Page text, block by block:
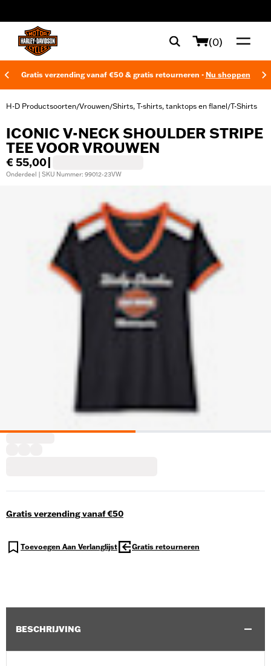
(0)
Gratis verzending vanaf €50 & gratis retourneren - Nu shoppen
H-D Productsoorten/Vrouwen/Shirts, T-shirts, tanktops en flanel/T-Shirts
ICONIC V-NECK SHOULDER STRIPE
TEE VOOR VROUWEN
€ 55,00
Onderdeel | SKU Nummer: 99012-23VW
Gratis verzending vanaf €50
Toevoegen Aan Verlanglijst Gratis retourneren
BESCHRIJVING